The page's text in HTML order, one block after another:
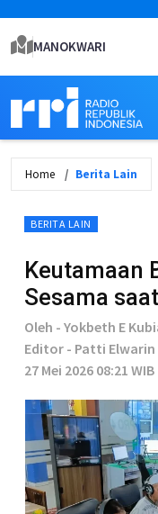
MANOKWARI
Home Berita Lain
BERITA LAIN
Keutamaan
Sesama
Oleh - Yokbeth E
Editor - Patti Elwarin
27 Mei 2026 08:21 WIB